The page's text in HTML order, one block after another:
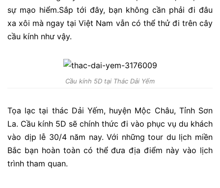
sự mạo hiểm.Sắp tới đây, bạn không cần phải đi đâu
xa xôi mà ngay tại Việt Nam vẫn có thể thử đi trên cây
cầu kính như vậy.
Cầu kính 5D tại Thác Dải Yếm
Tọa lạc tại thác Dải Yếm, huyện Mộc Châu, Tỉnh Sơn
La. Cầu kính 5D sẽ chính thức đi vào phục vụ du khách
vào dịp lễ 30/4 năm nay. Với những tour du lịch miền
Bắc bạn hoàn toàn có thể đưa địa điểm này vào lịch
trình tham quan.